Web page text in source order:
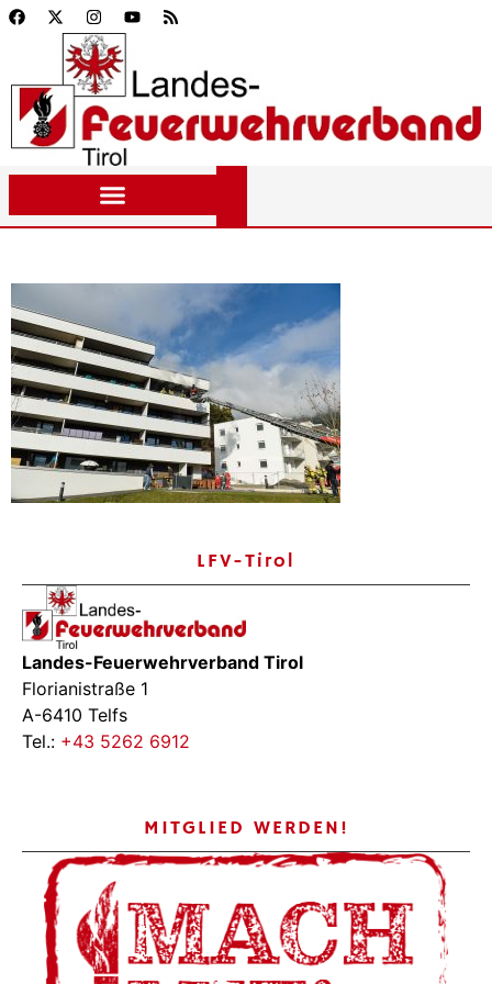
LFV-Tirol
Landes-Feuerwehrverband Tirol
Florianistraße 1
A-6410 Telfs
Tel.: +43 5262 6912
MITGLIED WERDEN!